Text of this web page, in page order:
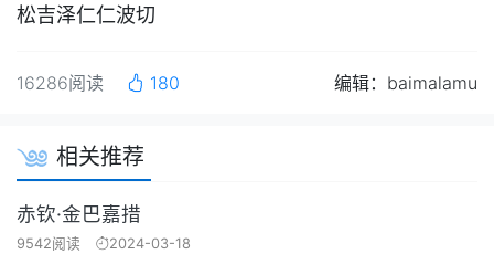
松吉泽仁仁波切
16286阅读 180 编辑：baimalamu
相关推荐
赤钦·金巴嘉措
9542阅读 2024-03-18